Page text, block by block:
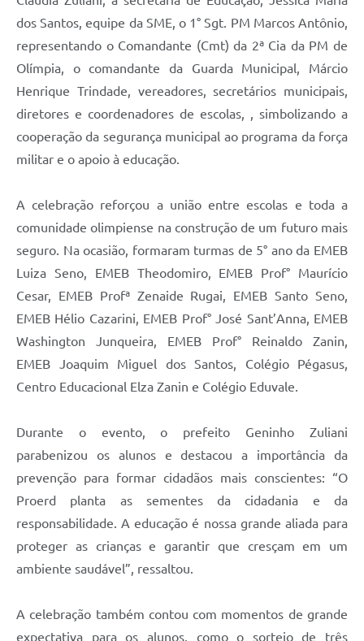
dos Santos, equipe da SME, o 1° Sgt. PM Marcos Antônio,
representando o Comandante (Cmt) da 2ª Cia da PM de
Olímpia, o comandante da Guarda Municipal, Márcio
Henrique Trindade, vereadores, secretários municipais,
diretores e coordenadores de escolas, , simbolizando a
cooperação da segurança municipal ao programa da força
militar e o apoio à educação.
A celebração reforçou a união entre escolas e toda a
comunidade olimpiense na construção de um futuro mais
seguro. Na ocasião, formaram turmas de 5° ano da EMEB
Luiza Seno, EMEB Theodomiro, EMEB Prof° Maurício
Cesar, EMEB Profª Zenaide Rugai, EMEB Santo Seno,
EMEB Hélio Cazarini, EMEB Prof° José Sant’Anna, EMEB
Washington Junqueira, EMEB Prof° Reinaldo Zanin,
EMEB Joaquim Miguel dos Santos, Colégio Pégasus,
Centro Educacional Elza Zanin e Colégio Eduvale.
Durante o evento, o prefeito Geninho Zuliani
parabenizou os alunos e destacou a importância da
prevenção para formar cidadãos mais conscientes: “O
Proerd planta as sementes da cidadania e da
responsabilidade. A educação é nossa grande aliada para
proteger as crianças e garantir que cresçam em um
ambiente saudável”, ressaltou.
A celebração também contou com momentos de grande
expectativa para os alunos, como o sorteio de três